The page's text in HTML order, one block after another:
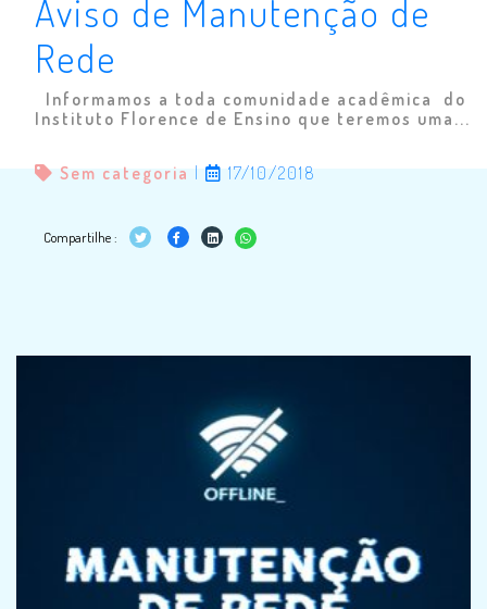
Aviso de Manutenção de
Rede
Informamos a toda comunidade acadêmica do
Instituto Florence de Ensino que teremos uma...
Sem categoria 17/10/2018
Compartilhe :